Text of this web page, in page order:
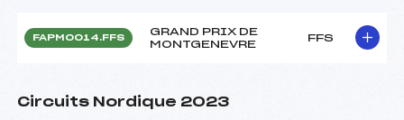
FAPM0014.FFS
GRAND PRIX DE
MONTGENEVRE
FFS
Circuits Nordique 2023